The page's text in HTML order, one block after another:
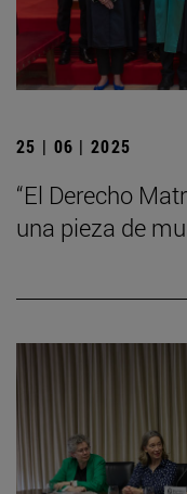
25 | 06 | 2025
“El Derecho
una pieza de